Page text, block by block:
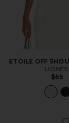
ETOILE OFF
$65